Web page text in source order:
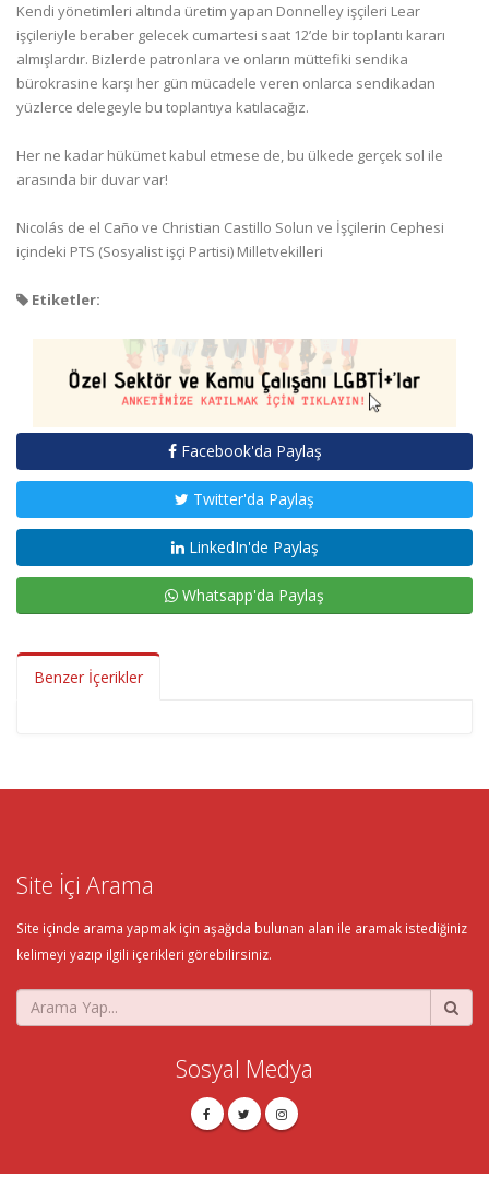
Kendi yönetimleri altında üretim yapan Donnelley işçileri Lear
işçileriyle beraber gelecek cumartesi saat 12’de bir toplantı kararı
almışlardır. Bizlerde patronlara ve onların müttefiki sendika
bürokrasine karşı her gün mücadele veren onlarca sendikadan
yüzlerce delegeyle bu toplantıya katılacağız.
Her ne kadar hükümet kabul etmese de, bu ülkede gerçek sol ile
arasında bir duvar var!
Nicolás de el Caño ve Christian Castillo Solun ve İşçilerin Cephesi
içindeki PTS (Sosyalist işçi Partisi) Milletvekilleri
Etiketler:
Facebook'da Paylaş
Twitter'da Paylaş
LinkedIn'de Paylaş
Whatsapp'da Paylaş
Benzer İçerikler
Site İçi Arama
Site içinde arama yapmak için aşağıda bulunan alan ile aramak istediğiniz
kelimeyi yazıp ilgili içerikleri görebilirsiniz.
Sosyal Medya